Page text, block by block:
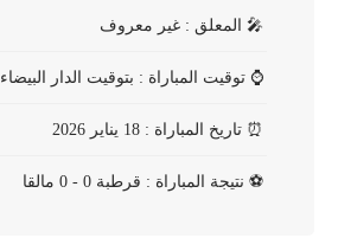
🎤 المعلق : غير معروف
⌚ توقيت المباراة : بتوقيت الدار البيضاء
⏰ تاريخ المباراة : 18 يناير 2026
⚽ نتيجة المباراة : قرطبة 0 - 0 مالقا